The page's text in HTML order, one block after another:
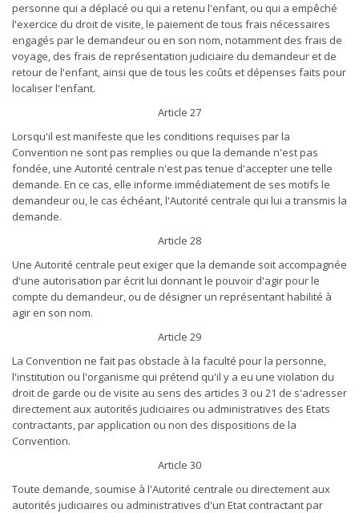
personne qui a déplacé ou qui a retenu l'enfant, ou qui a empêché
l'exercice du droit de visite, le paiement de tous frais nécessaires
engagés par le demandeur ou en son nom, notamment des frais de
voyage, des frais de représentation judiciaire du demandeur et de
retour de l'enfant, ainsi que de tous les coûts et dépenses faits pour
localiser l'enfant.
Article 27
Lorsqu'il est manifeste que les conditions requises par la
Convention ne sont pas remplies ou que la demande n'est pas
fondée, une Autorité centrale n'est pas tenue d'accepter une telle
demande. En ce cas, elle informe immédiatement de ses motifs le
demandeur ou, le cas échéant, l'Autorité centrale qui lui a transmis la
demande.
Article 28
Une Autorité centrale peut exiger que la demande soit accompagnée
d'une autorisation par écrit lui donnant le pouvoir d'agir pour le
compte du demandeur, ou de désigner un représentant habilité à
agir en son nom.
Article 29
La Convention ne fait pas obstacle à la faculté pour la personne,
l'institution ou l'organisme qui prétend qu'il y a eu une violation du
droit de garde ou de visite au sens des articles 3 ou 21 de s'adresser
directement aux autorités judiciaires ou administratives des Etats
contractants, par application ou non des dispositions de la
Convention.
Article 30
Toute demande, soumise à l'Autorité centrale ou directement aux
autorités judiciaires ou administratives d'un Etat contractant par